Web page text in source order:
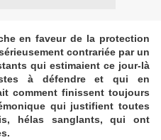
en faveur de la protection
contrariée par un
qui estimaient ce jour-là
à défendre et qui en
comment finissent toujours
qui justifient toutes
hélas sanglants, qui ont